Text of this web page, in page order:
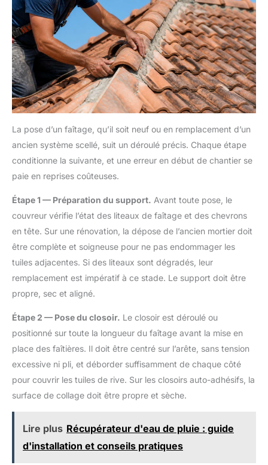
La pose d’un faîtage, qu’il soit neuf ou en remplacement d’un
ancien système scellé, suit un déroulé précis. Chaque étape
conditionne la suivante, et une erreur en début de chantier se
paie en reprises coûteuses.
Étape 1 — Préparation du support. Avant toute pose, le
couvreur vérifie l’état des liteaux de faîtage et des chevrons
en tête. Sur une rénovation, la dépose de l’ancien mortier doit
être complète et soigneuse pour ne pas endommager les
tuiles adjacentes. Si des liteaux sont dégradés, leur
remplacement est impératif à ce stade. Le support doit être
propre, sec et aligné.
Étape 2 — Pose du closoir. Le closoir est déroulé ou
positionné sur toute la longueur du faîtage avant la mise en
place des faîtières. Il doit être centré sur l’arête, sans tension
excessive ni pli, et déborder suffisamment de chaque côté
pour couvrir les tuiles de rive. Sur les closoirs auto-adhésifs, la
surface de collage doit être propre et sèche.
Lire plus Récupérateur d'eau de pluie : guide
d'installation et conseils pratiques